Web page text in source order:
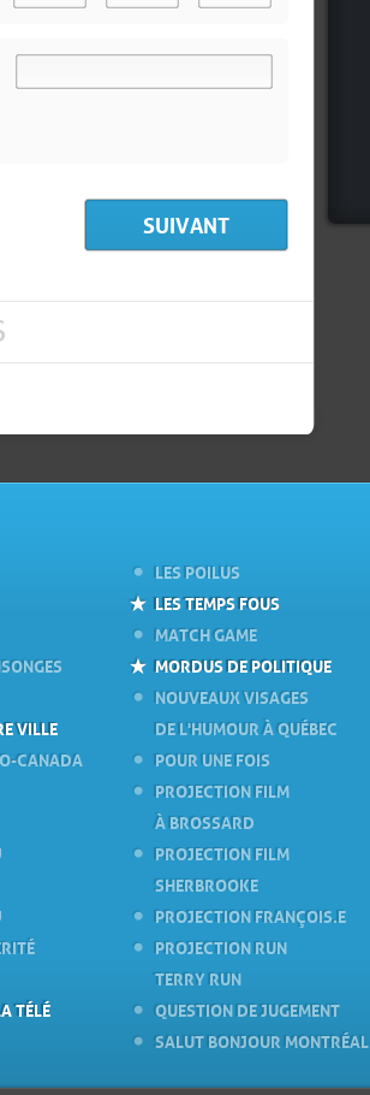
VILLE
CANADA
TÉLÉ
LES POILUS
LES TEMPS FOUS
MATCH GAME
MORDUS DE POLITIQUE
NOUVEAUX VISAGES
DE L'HUMOUR À QUÉBEC
POUR UNE FOIS
PROJECTION FILM
À BROSSARD
PROJECTION FILM
SHERBROOKE
PROJECTION FRANÇOIS.E
PROJECTION RUN
TERRY RUN
QUESTION DE JUGEMENT
SALUT BONJOUR MONTRÉAL